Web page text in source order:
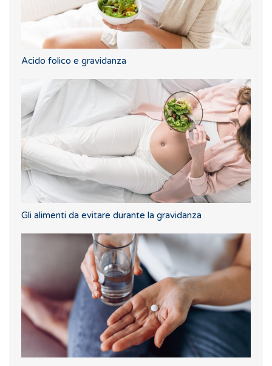
Acido folico e gravidanza
Gli alimenti da evitare durante la gravidanza